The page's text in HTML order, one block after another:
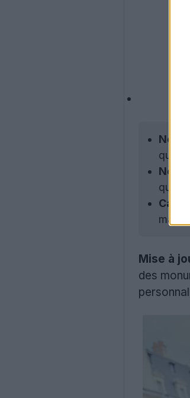
qui
qui
Mise à
des